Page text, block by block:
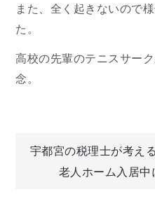
また、全く起きないので
た。
高校の先輩のテニスサー
念。
投
宇都宮の税理士が考え
老人ホーム入居